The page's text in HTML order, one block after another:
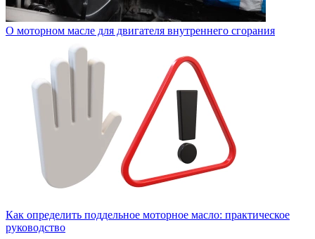
О моторном масле для двигателя внутреннего сгорания
Как определить поддельное моторное масло: практическое
руководство